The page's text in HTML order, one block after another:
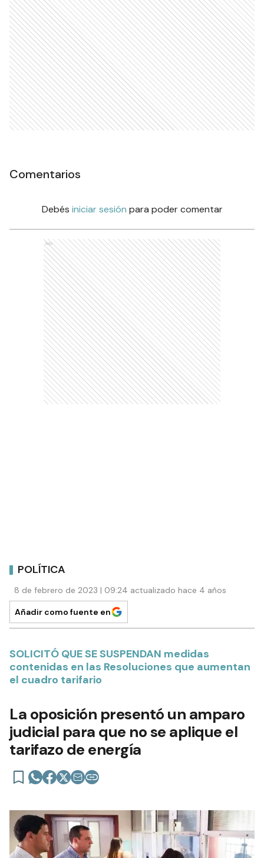
Comentarios
Debés iniciar sesión para poder comentar
Ads
POLÍTICA
8 de febrero de 2023 | 09:24 actualizado hace 4 años
Añadir como fuente en
SOLICITÓ QUE SE SUSPENDAN medidas
contenidas en las Resoluciones que aumentan
el cuadro tarifario
La oposición presentó un amparo
judicial para que no se aplique el
tarifazo de energía